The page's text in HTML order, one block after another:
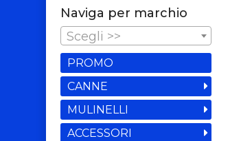
Naviga per marchio
Scegli >>
PROMO
CANNE
MULINELLI
ACCESSORI